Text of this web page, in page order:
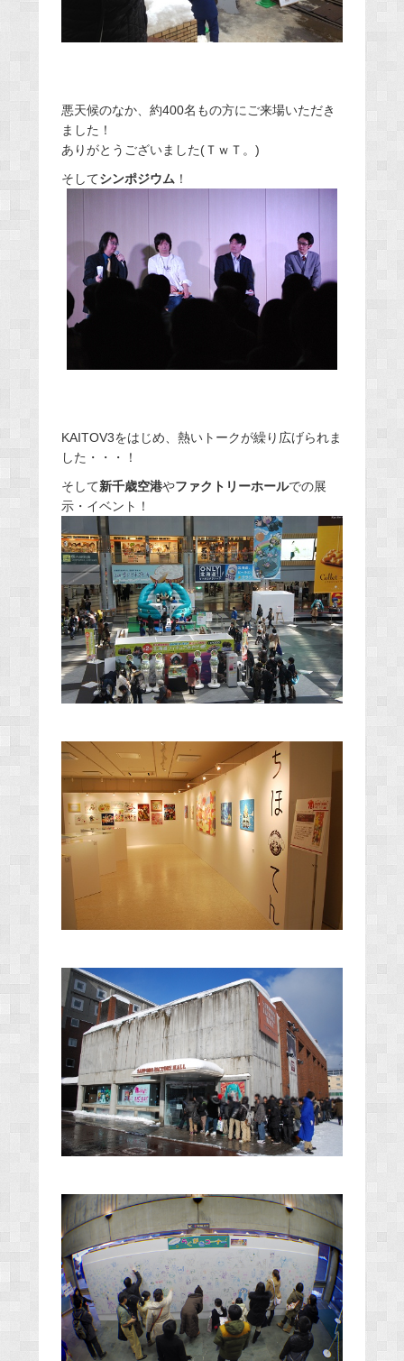
悪天候のなか、約400名もの方にご来場いただき
ました！
ありがとうございました(ＴｗＴ。)
そしてシンポジウム ！
KAITOV3をはじめ、熱いトークが繰り広げられま
した・・・！
そして新千歳空港やファクトリーホールでの展
示・イベント！